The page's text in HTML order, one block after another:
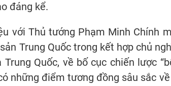
đáng kể.
với Thủ tướng Phạm Minh Chính
Trung Quốc trong kết hợp chủ
Quốc, về bố cục chiến lược
những điểm tương đồng sâu sắc